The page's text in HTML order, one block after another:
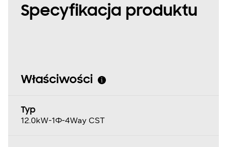
Specyfikacja produktu
Właściwości
Typ
12.0kW-1Φ-4Way CST